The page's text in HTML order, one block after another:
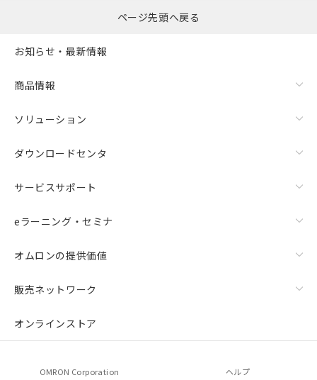
ページ先頭へ戻る
お知らせ・最新情報
商品情報
ソリューション
ダウンロードセンタ
サービスサポート
eラーニング・セミナ
オムロンの提供価値
販売ネットワーク
オンラインストア
OMRON Corporation ヘルプ